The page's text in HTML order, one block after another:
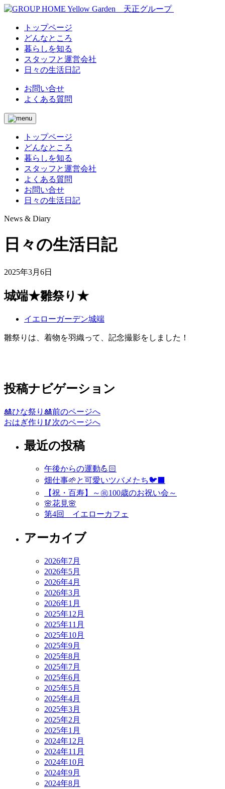
トップページ
どんなところ
暮らしを知る
スタッフと運営会社
日々の生活日記
お問い合せ
よくある質問
トップページ
どんなところ
暮らしを知る
スタッフと運営会社
よくある質問
お問い合せ
日々の生活日記
News & Diary
日々の生活日記
2025年3月6日
城端★雛祭り★
イエローガーデン城端
雛祭りは、着物を羽織って、記念撮影をしました！
投稿ナビゲーション
🎎ひな祭り🎎前のページへ
おはぎ作り🥢 次のページへ
最近の投稿
午後からの運動💪🏻
畑仕事🌱と可愛いツバメたち🐦‍⬛
【祝・百寿】～㊗️100歳のお祝い会～
🌸花見🌸
第4回 イエローカフェ
アーカイブ
2026年7月
2026年5月
2026年4月
2026年3月
2026年1月
2025年12月
2025年11月
2025年10月
2025年9月
2025年8月
2025年7月
2025年6月
2025年5月
2025年4月
2025年3月
2025年2月
2025年1月
2024年12月
2024年11月
2024年10月
2024年9月
2024年8月